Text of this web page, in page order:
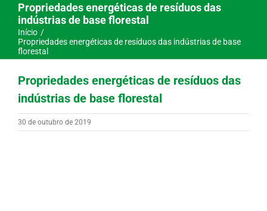
Propriedades energéticas de resíduos das
indústrias de base florestal
Início
Propriedades energéticas de resíduos das indústrias de base
florestal
Propriedades energéticas de resíduos das
indústrias de base florestal
30 de outubro de 2019